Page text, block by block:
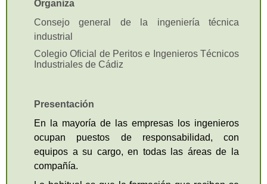
Organiza
Consejo general de la ingeniería técnica
industrial
Colegio Oficial de Peritos e Ingenieros Técnicos
Industriales de Cádiz
Presentación
En la mayoría de las empresas los ingenieros
ocupan puestos de responsabilidad, con
equipos a su cargo, en todas las áreas de la
compañía.
de conocimiento o acción
aquellos cursos que, además
instrumentos de evaluación
profesorado del mismo el
grado de aprovechamiento por
parte de los distintos alumnos